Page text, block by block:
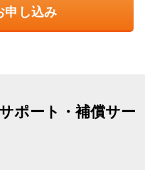
申し込み
ポート・補償サー